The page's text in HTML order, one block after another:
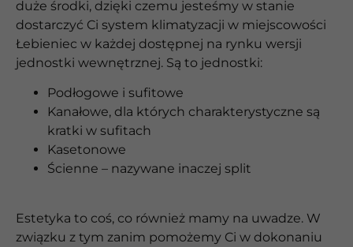
duże środki, dzięki czemu jesteśmy w stanie
dostarczyć Ci system klimatyzacji w miejscowości
Łebieniec w każdej dostępnej na rynku wersji
jednostki wewnętrznej. Są to jednostki:
Podłogowe i sufitowe
Kanałowe, dla których charakterystyczne są
kratki w sufitach
Kasetonowe
Ścienne – nazywane inaczej split
Estetyka to coś, co również mamy na uwadze. W
związku z tym zanim pomożemy Ci w dokonaniu